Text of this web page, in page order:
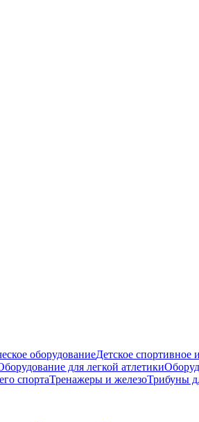
оборудованиеДетское спортивное
для легкой атлетики
спортаТренажеры и железоТрибуны